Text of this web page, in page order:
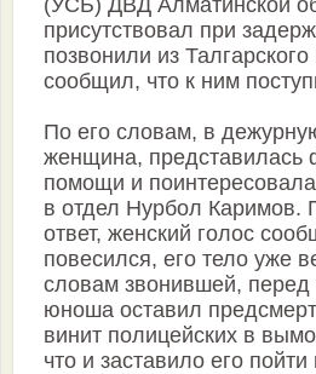
присутствовал при
позвонили из
сообщил, что к ним
По его словам, в
женщина, представилась
помощи и
в отдел Нурбол Каримов.
ответ, женский голос
повесился, его тело уже
словам звонившей, перед
юноша оставил
винит полицейских в
что и заставило его пойти